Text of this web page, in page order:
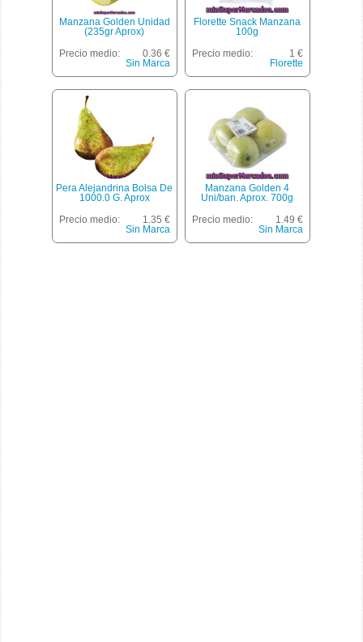
Manzana Golden Unidad
(235gr Aprox)
Precio medio:
0.36 €
Sin Marca
Florette Snack Manzana
100g
Precio medio:
1 €
Florette
Pera Alejandrina Bolsa De
1000.0 G. Aprox
Precio medio:
1.35 €
Sin Marca
Manzana Golden 4
Uni/ban. Aprox. 700g
Precio medio:
1.49 €
Sin Marca